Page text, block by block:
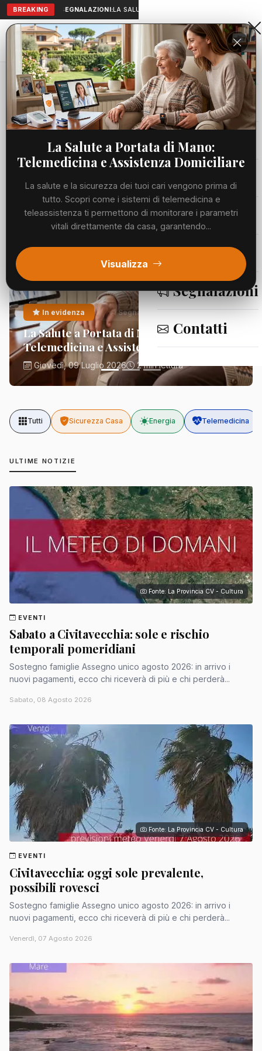
BREAKING SEGNALAZIONI:LA SALUTE A PORTATA DI MANO:
Aranova • NET
PORTALE UTILE AL TERRITORIO
Home
Cronaca
Viabilità
Utilità
Meteo
Eventi
Segnalazioni
Contatti
La Salute a Portata di Mano:
Telemedicina e Assistenza Domiciliare
La salute e la sicurezza dei tuoi cari vengono prima di
tutto. Scopri come i sistemi di telemedicina e
teleassistenza ti permettono di monitorare i parametri
vitali direttamente da casa, garantendo...
Visualizza
In evidenza Segnalazioni
La Salute a Portata di Mano:
Telemedicina e Assistenza Domiciliare
Giovedì, 09 Luglio 2026 2 min lettura
Tutti Sicurezza Casa Energia Telemedicina
ULTIME NOTIZIE
Fonte: La Provincia CV - Cultura
EVENTI
Sabato a Civitavecchia: sole e rischio
temporali pomeridiani
Sostegno famiglie Assegno unico agosto 2026: in arrivo i
nuovi pagamenti, ecco chi riceverà di più e chi perderà...
Sabato, 08 Agosto 2026
Fonte: La Provincia CV - Cultura
EVENTI
Civitavecchia: oggi sole prevalente,
possibili rovesci
Sostegno famiglie Assegno unico agosto 2026: in arrivo i
nuovi pagamenti, ecco chi riceverà di più e chi perderà...
Venerdì, 07 Agosto 2026